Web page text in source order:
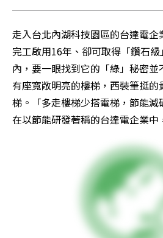
走入台北內湖科技園區的台達電
完工啟用16年、卻可取得「鑽石
內，要一眼找到它的「綠」秘密
有座寬敞明亮的樓梯，西裝筆挺
梯。「多走樓梯少搭電梯，節能減
在以節能研發著稱的台達電企業中